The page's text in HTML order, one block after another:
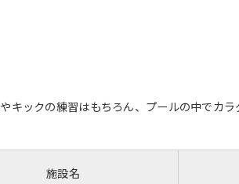
ックの練習はもちろん、プールの中でカ
施設名